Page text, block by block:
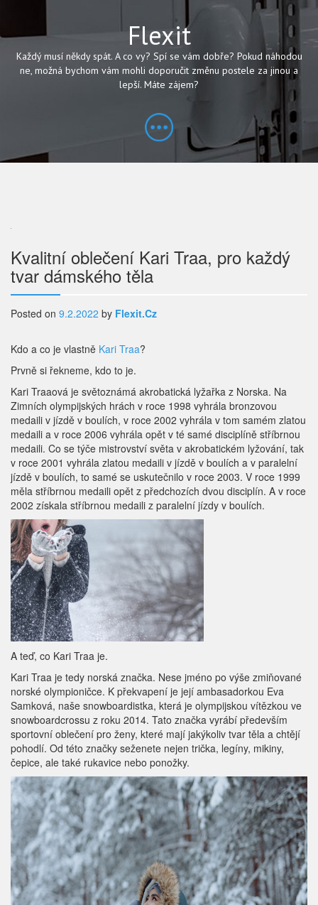
Flexit
Každý musí někdy spát. A co vy? Spí se vám dobře? Pokud náhodou
ne, možná bychom vám mohli doporučit změnu postele za jinou a
lepší. Máte zájem?
Kvalitní oblečení Kari Traa, pro každý
tvar dámského těla
Posted on 9.2.2022 by Flexit.cz
Kdo a co je vlastně Kari Traa?
Prvně si řekneme, kdo to je.
Kari Traaová je světoznámá akrobatická lyžařka z Norska. Na
Zimních olympijských hrách v roce 1998 vyhrála bronzovou
medaili v jízdě v boulích, v roce 2002 vyhrála v tom samém zlatou
medaili a v roce 2006 vyhrála opět v té samé disciplíně stříbrnou
medaili. Co se týče mistrovství světa v akrobatickém lyžování, tak
v roce 2001 vyhrála zlatou medaili v jízdě v boulích a v paralelní
jízdě v boulích, to samé se uskutečnilo v roce 2003. V roce 1999
měla stříbrnou medaili opět z předchozích dvou disciplín. A v roce
2002 získala stříbrnou medaili z paralelní jízdy v boulích.
A teď, co Kari Traa je.
Kari Traa je tedy norská značka. Nese jméno po výše zmiňované
norské olympioničce. K překvapení je její ambasadorkou Eva
Samková, naše snowboardistka, která je olympijskou vítězkou ve
snowboardcrossu z roku 2014. Tato značka vyrábí především
sportovní oblečení pro ženy, které mají jakýkoliv tvar těla a chtějí
pohodlí. Od této značky seženete nejen trička, legíny, mikiny,
čepice, ale také rukavice nebo ponožky.
Navigace
pro
příspěvek